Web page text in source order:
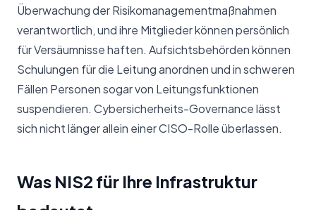
Überwachung der Risikomanagementmaßnahmen
verantwortlich, und ihre Mitglieder können persönlich
für Versäumnisse haften. Aufsichtsbehörden können
Schulungen für die Leitung anordnen und in schweren
Fällen Personen sogar von Leitungsfunktionen
suspendieren. Cybersicherheits-Governance lässt
sich nicht länger allein einer CISO-Rolle überlassen.
Was NIS2 für Ihre Infrastruktur